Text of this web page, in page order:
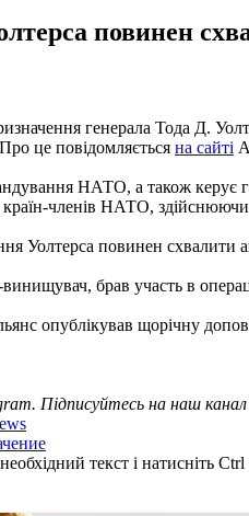
повинен
генерала Тода Д.
це повідомляється на сайті
НАТО, а також
країн-членів НАТО,
Уолтерса повинен схвалити
брав участь в
опублікував щорічну
Підписуйтесь на наш канал
текст і натисніть